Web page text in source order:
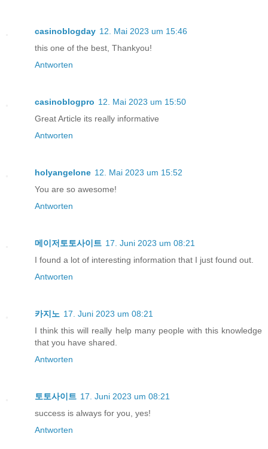
casinoblogday 12. Mai 2023 um 15:46
this one of the best, Thankyou!
Antworten
casinoblogpro 12. Mai 2023 um 15:50
Great Article its really informative
Antworten
holyangelone 12. Mai 2023 um 15:52
You are so awesome!
Antworten
메이저토토사이트 17. Juni 2023 um 08:21
I found a lot of interesting information that I just found out.
Antworten
카지노 17. Juni 2023 um 08:21
I think this will really help many people with this knowledge
that you have shared.
Antworten
토토사이트 17. Juni 2023 um 08:21
success is always for you, yes!
Antworten